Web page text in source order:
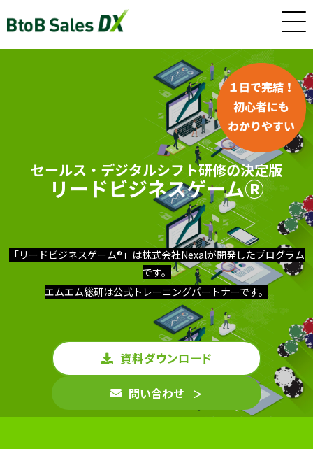
ホーム
サービス
インサイドセールス/カスタマーサクセス早期戦力化人材（派
遣/準委任）
新卒・若手向けインサイドセールス研修・トレーニング
インサイドセールス 改善伴走プログラム
インサイドセールスBPO（業務委託/アウトソーシング）
セールス・デジタルシフト研修の決定版
リードビジネスゲームⓇ
「リードビジネスゲーム®」は株式会社Nexalが開発したプログラム
です。
エムエム総研は公式トレーニングパートナーです。
資料ダウンロード
問い合わせ